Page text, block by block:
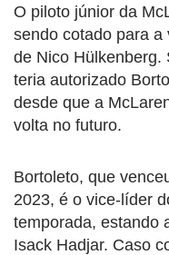
O piloto júnior da
sendo cotado para
de Nico Hülkenberg.
teria autorizado
desde que a
volta no futuro.
Bortoleto, que
2023, é o vice-líder
temporada, estando
Isack Hadjar. Caso